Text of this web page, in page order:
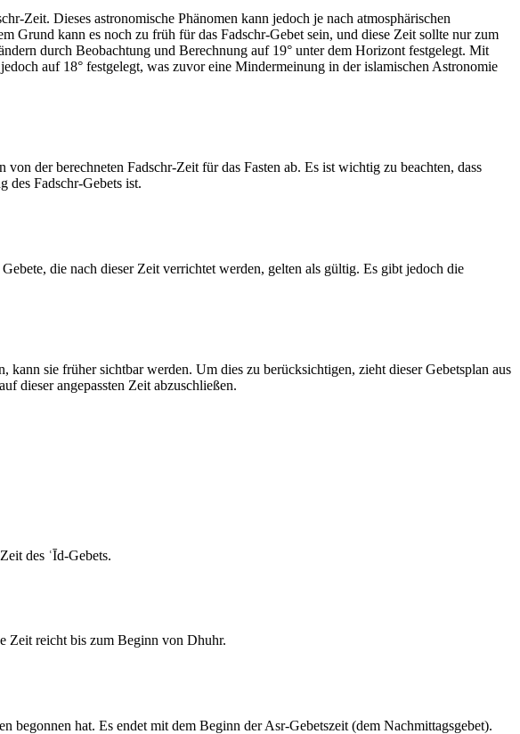
Zeit. Dieses astronomische Phänomen kann jedoch je nach atmosphärischen
Grund kann es noch zu früh für das Fadschr-Gebet sein, und diese Zeit sollte nur zum
durch Beobachtung und Berechnung auf 19° unter dem Horizont festgelegt. Mit
auf 18° festgelegt, was zuvor eine Mindermeinung in der islamischen Astronomie
der berechneten Fadschr-Zeit für das Fasten ab. Es ist wichtig zu beachten, dass
des Fadschr-Gebets ist.
die nach dieser Zeit verrichtet werden, gelten als gültig. Es gibt jedoch die
sie früher sichtbar werden. Um dies zu berücksichtigen, zieht dieser Gebetsplan aus
dieser angepassten Zeit abzuschließen.
des ʿĪd-Gebets.
Zeit reicht bis zum Beginn von Dhuhr.
begonnen hat. Es endet mit dem Beginn der Asr-Gebetszeit (dem Nachmittagsgebet).